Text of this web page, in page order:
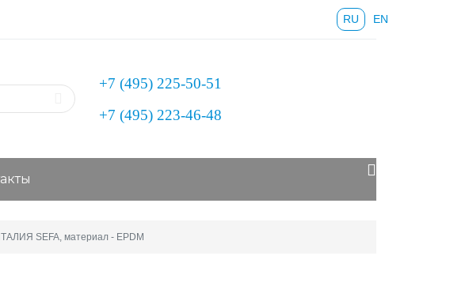
RU EN
+7 (495) 225-50-51
+7 (495) 223-46-48
SEFA, материал - EPDM